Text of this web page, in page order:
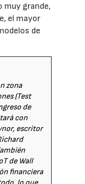
grande,
el mayor
de
zona
(Test
de
con
escritor
de Wall
financiera